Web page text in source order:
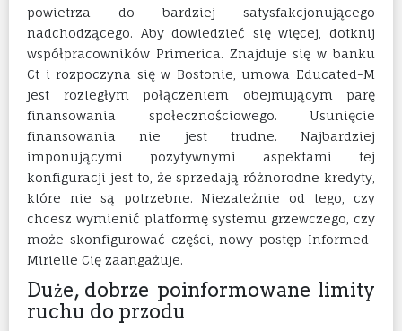
powietrza do bardziej satysfakcjonującego
nadchodzącego. Aby dowiedzieć się więcej, dotknij
współpracowników Primerica. Znajduje się w banku
Ct i rozpoczyna się w Bostonie, umowa Educated-M
jest rozległym połączeniem obejmującym parę
finansowania społecznościowego. Usunięcie
finansowania nie jest trudne. Najbardziej
imponującymi pozytywnymi aspektami tej
konfiguracji jest to, że sprzedają różnorodne kredyty,
które nie są potrzebne. Niezależnie od tego, czy
chcesz wymienić platformę systemu grzewczego, czy
może skonfigurować części, nowy postęp Informed-
Mirielle Cię zaangażuje.
Duże, dobrze poinformowane limity
ruchu do przodu